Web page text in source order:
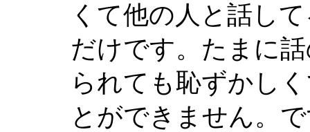
くて他の人と話し
だけです。たまに
られても恥ずかし
とができません。